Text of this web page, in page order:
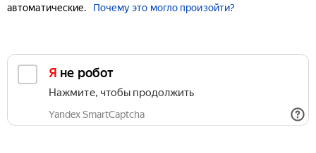
автоматические.
Почему это могло произойти?
Я не робот
Нажмите, чтобы продолжить
Yandex SmartCaptcha